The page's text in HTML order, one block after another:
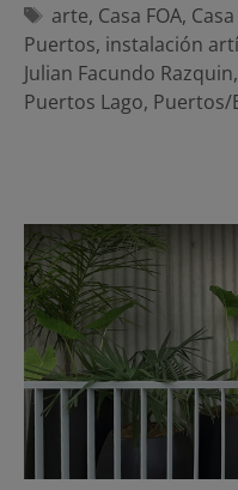
Etiquetas
arte, Casa FOA,
Puertos, instalación
Julian Facundo Razquin,
Puertos Lago, Puertos/